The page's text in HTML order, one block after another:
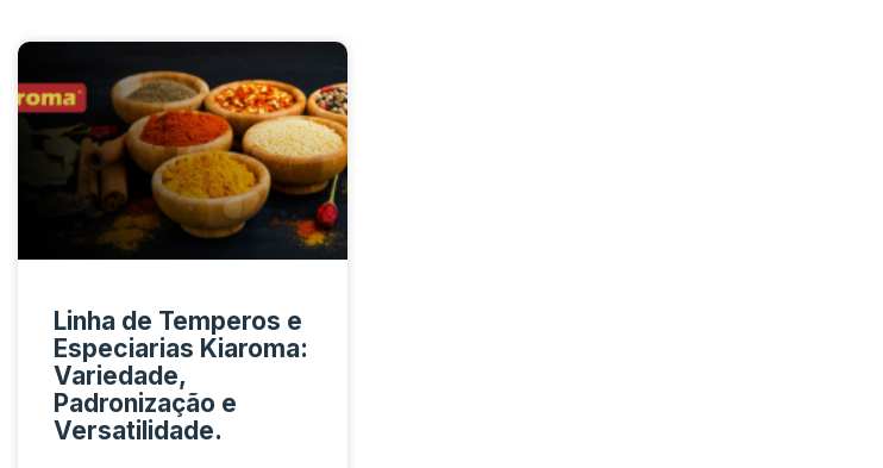
Linha de Temperos e
Especiarias Kiaroma:
Variedade,
Padronização e
Versatilidade.